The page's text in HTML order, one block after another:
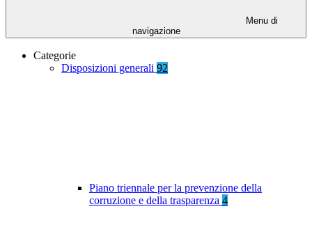
Menu di
navigazione
Categorie
Disposizioni generali 92
Piano triennale per la prevenzione della
corruzione e della trasparenza 4